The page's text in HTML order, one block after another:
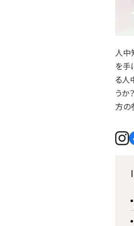
人中
を手
る人
うか
方の